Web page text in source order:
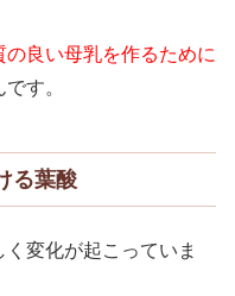
の良い母乳を作るために
です。
る葉酸
変化が起こっていま